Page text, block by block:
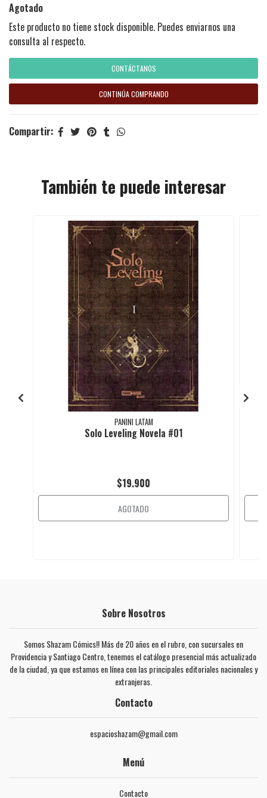
Agotado
Este producto no tiene stock disponible. Puedes enviarnos una
consulta al respecto.
CONTÁCTANOS
CONTINÚA COMPRANDO
Compartir:
También te puede interesar
PANINI LATAM
Solo Leveling Novela #01
$19.900
AGOTADO
Sobre Nosotros
Somos Shazam Cómics!! Más de 20 años en el rubro, con sucursales en
Providencia y Santiago Centro, tenemos el catálogo presencial más actualizado
de la ciudad, ya que estamos en línea con las principales editoriales nacionales y
extranjeras.
Contacto
espacioshazam@gmail.com
Menú
Contacto